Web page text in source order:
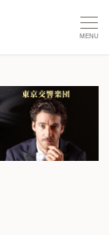
MENU